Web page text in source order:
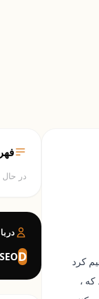
کرد
،
در حال
D